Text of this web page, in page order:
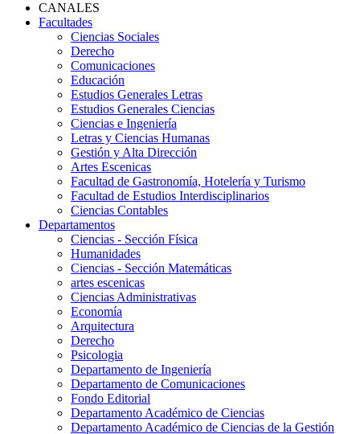
CANALES
Facultades
Ciencias Sociales
Derecho
Comunicaciones
Educación
Estudios Generales Letras
Estudios Generales Ciencias
Ciencias e Ingeniería
Letras y Ciencias Humanas
Gestión y Alta Dirección
Artes Escenicas
Facultad de Gastronomía, Hotelería y Turismo
Facultad de Estudios Interdisciplinarios
Ciencias Contables
Departamentos
Ciencias - Sección Física
Humanidades
Ciencias - Sección Matemáticas
artes escenicas
Ciencias Administrativas
Economía
Arquitectura
Derecho
Psicologia
Departamento de Ingeniería
Departamento de Comunicaciones
Fondo Editorial
Departamento Académico de Ciencias
Departamento Académico de Ciencias de la Gestión